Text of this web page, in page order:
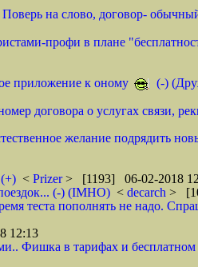
на слово, договор-
профи в плане
приложение к оному
(-)
договора о услугах связи,
желание подрядить
< Prizer> [1193] 06-02-2018
(-) (IMHO) < decarch >
теста пополнять не надо.
12:13
Фишка в тарифах и бесплатном